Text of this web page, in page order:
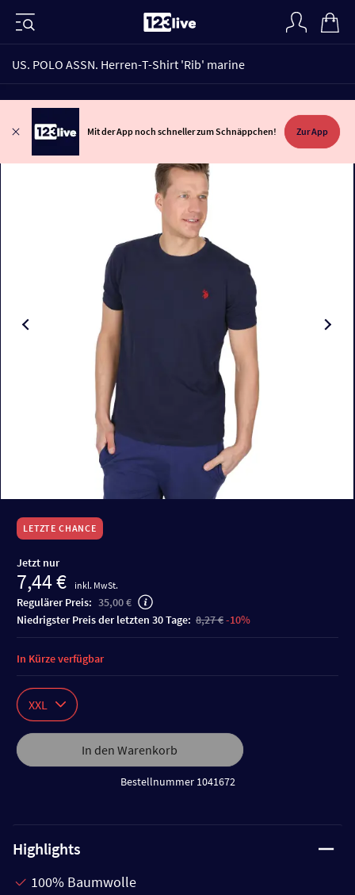
US. POLO ASSN. Herren-T-Shirt 'Rib' marine
Mit der App noch schneller zum Schnäppchen! Zur App
LETZTE CHANCE
Jetzt nur
7,44 € inkl. MwSt.
Regulärer Preis: 35,00 €
niedrigster Preis der letzten 30 Tage: 8,27 €-10%
XXL
In den Warenkorb
Bestellnummer 1041672
In Kürze verfügbar
Highlights
100% Baumwolle